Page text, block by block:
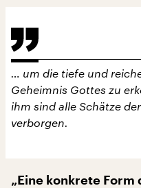
… um die tiefe und
Geheimnis Gottes zu
ihm sind alle Schätze
verborgen.
„Eine konkrete Form